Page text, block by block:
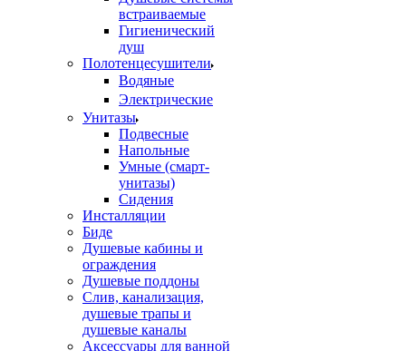
встраиваемые
Гигиенический
душ
Полотенцесушители
ㅤВодяные
ㅤЭлектрические
Унитазы
Подвесные
Напольные
Умные (смарт-
унитазы)
Сидения
Инсталляции
Биде
Душевые кабины и
ограждения
Душевые поддоны
Слив, канализация,
душевые трапы и
душевые каналы
Аксессуары для ванной